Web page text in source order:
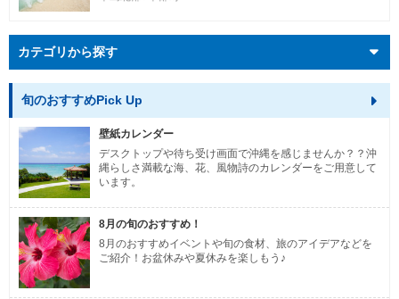
カテゴリから探す
旬のおすすめPick Up
壁紙カレンダー
デスクトップや待ち受け画面で沖縄を感じませんか？？沖
縄らしさ満載な海、花、風物詩のカレンダーをご用意して
います。
8月の旬のおすすめ！
8月のおすすめイベントや旬の食材、旅のアイデアなどを
ご紹介！お盆休みや夏休みを楽しもう♪